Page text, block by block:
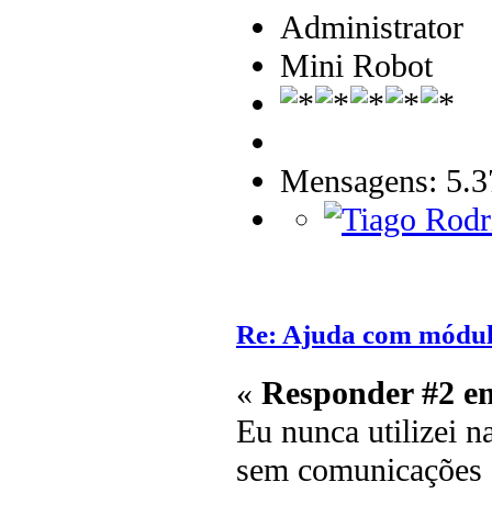
Administrator
Mini Robot
Mensagens:
Re: Ajuda com
« Responder #2
Eu nunca utilizei
sem